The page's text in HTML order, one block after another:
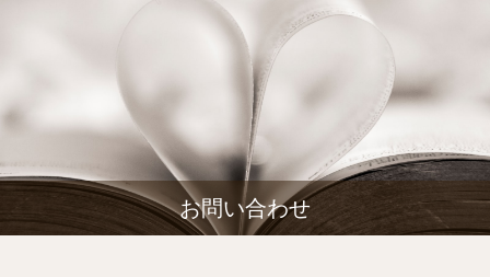
お問い合わせ